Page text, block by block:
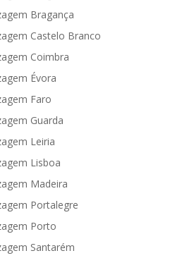
Bragança
Castelo Branco
Coimbra
Évora
Faro
Guarda
Leiria
Lisboa
Madeira
Portalegre
Porto
Santarém